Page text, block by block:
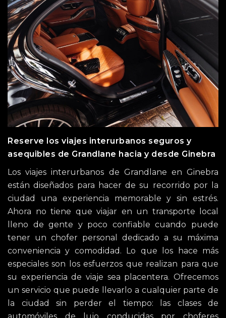
Reserve los viajes interurbanos seguros y
asequibles de Grandlane hacia y desde Ginebra
Los viajes interurbanos de Grandlane en Ginebra
están diseñados para hacer de su recorrido por la
ciudad una experiencia memorable y sin estrés.
Ahora no tiene que viajar en un transporte local
lleno de gente y poco confiable cuando puede
tener un chofer personal dedicado a su máxima
conveniencia y comodidad. Lo que los hace más
especiales son los esfuerzos que realizan para que
su experiencia de viaje sea placentera. Ofrecemos
un servicio que puede llevarlo a cualquier parte de
la ciudad sin perder el tiempo: las clases de